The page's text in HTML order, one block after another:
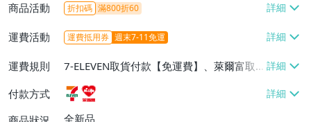
商品活動 折扣碼 滿800折60
運費活動 運費抵用券 週末7-11免運
運費規則
7-ELEVEN取貨付款【免運費】、萊爾富取
貨付款【免運費】
付款方式
全新品